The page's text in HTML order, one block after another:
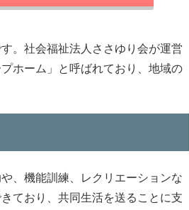
。社会福祉法人ささゆり会が運営
ホーム」と呼ばれており、地域の
、機能訓練、レクリエーションな
ており、共同生活を送ることに支